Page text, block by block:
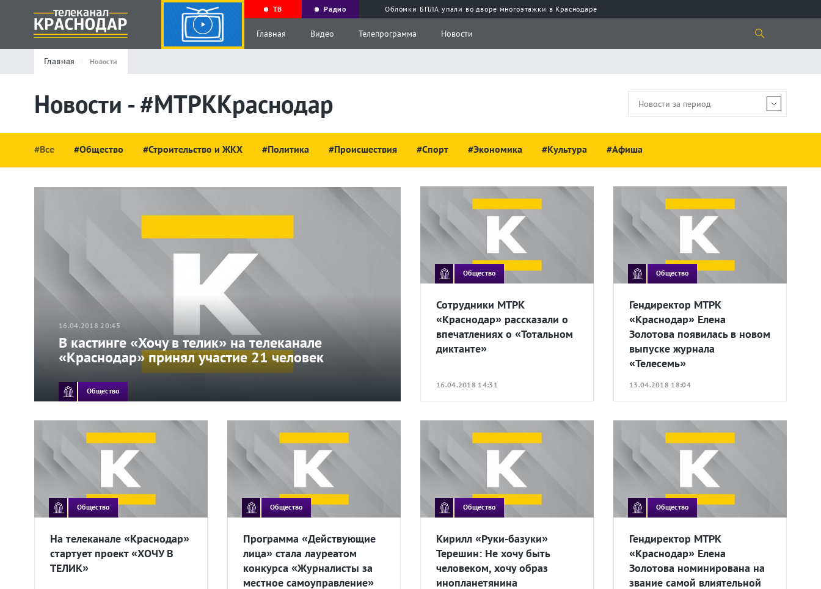
ТВ Радио Обломки БПЛА упали во дворе многоэтажки в Краснодаре
Главная Видео Телепрограмма Новости
Главная Новости
Новости - #МТРККраснодар
#Все #Общество #Строительство и ЖКХ #Политика #Происшествия #Спорт #Экономика #Культура #Афиша
16.04.2018 20:45
В кастинге «Хочу в телик» на телеканале
«Краснодар» принял участие 21 человек
Общество
Общество
Сотрудники МТРК
«Краснодар» рассказали о
впечатлениях о «Тотальном
диктанте»
16.04.2018 14:31
Общество
Гендиректор МТРК
«Краснодар» Елена
Золотова появилась в новом
выпуске журнала
«Телесемь»
13.04.2018 18:04
Общество
На телеканале «Краснодар»
стартует проект «ХОЧУ В
ТЕЛИК»
Общество
Программа «Действующие
лица» стала лауреатом
конкурса «Журналисты за
местное самоуправление»
Общество
Кирилл «Руки-базуки»
Терешин: Не хочу быть
человеком, хочу образ
инопланетянина
Общество
Гендиректор МТРК
«Краснодар» Елена
Золотова номинирована на
звание самой влиятельной